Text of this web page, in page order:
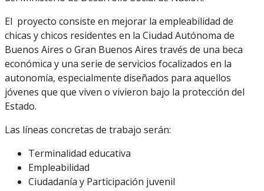
El proyecto consiste en mejorar la empleabilidad de
chicas y chicos residentes en la Ciudad Autónoma de
Buenos Aires o Gran Buenos Aires través de una beca
económica y una serie de servicios focalizados en la
autonomía, especialmente diseñados para aquellos
jóvenes que que viven o vivieron bajo la protección del
Estado.
Las líneas concretas de trabajo serán:
Terminalidad educativa
Empleabilidad
Ciudadanía y Participación juvenil